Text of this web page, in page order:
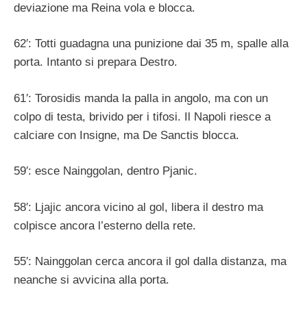
deviazione ma Reina vola e blocca.
62′: Totti guadagna una punizione dai 35 m, spalle alla
porta. Intanto si prepara Destro.
61′: Torosidis manda la palla in angolo, ma con un
colpo di testa, brivido per i tifosi. Il Napoli riesce a
calciare con Insigne, ma De Sanctis blocca.
59′: esce Nainggolan, dentro Pjanic.
58′: Ljajic ancora vicino al gol, libera il destro ma
colpisce ancora l’esterno della rete.
55′: Nainggolan cerca ancora il gol dalla distanza, ma
neanche si avvicina alla porta.